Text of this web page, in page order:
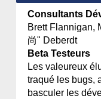
Consultants
Brett Flannigan,
尚" Deberdt
Beta Testeurs
Les valeureux
traqué les bugs,
basculer les